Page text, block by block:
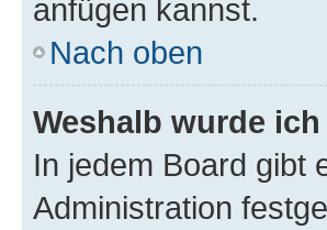
anfügen kannst.
Nach oben
Weshalb wurde
In jedem Board gibt
Administration